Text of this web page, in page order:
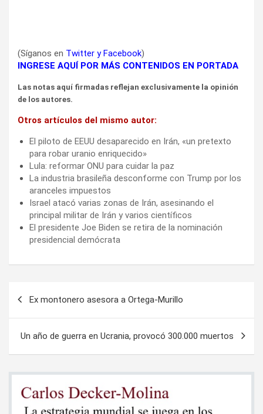
(Síganos en Twitter yFacebook)
INGRESE AQUÍ POR MÁS CONTENIDOS EN PORTADA
Las notas aquí firmadas reflejan exclusivamente la opinión
de los autores.
Otros artículos del mismo autor:
El piloto de EEUU desaparecido en Irán, «un pretexto
para robar uranio enriquecido»
Lula: reformar ONU para cuidar la paz
La industria brasileña desconforme con Trump por los
aranceles impuestos
Israel atacó varias zonas de Irán, asesinando el
principal militar de Irán y varios científicos
El presidente Joe Biden se retira de la nominación
presidencial demócrata
entradas
Ex montonero asesora a Ortega-Murillo
Un año de guerra en Ucrania, provocó 300.000 muertos